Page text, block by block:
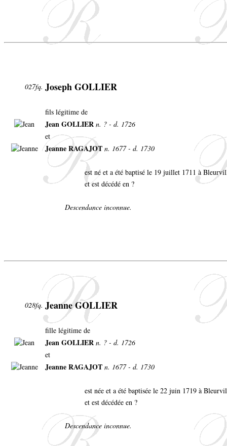
027fq. Joseph GOLLIER
fils légitime de
Jean GOLLIER n. ? - d. 1726
et
Jeanne RAGAJOT n. 1677 - d. 1730
est né et a été baptisé le 19 juillet 1711 à
et est décédé en ?
Descendance inconnue.
028fq. Jeanne GOLLIER
fille légitime de
Jean GOLLIER n. ? - d. 1726
et
Jeanne RAGAJOT n. 1677 - d. 1730
est née et a été baptisée le 22 juin 1719 à
et est décédée en ?
Descendance inconnue.